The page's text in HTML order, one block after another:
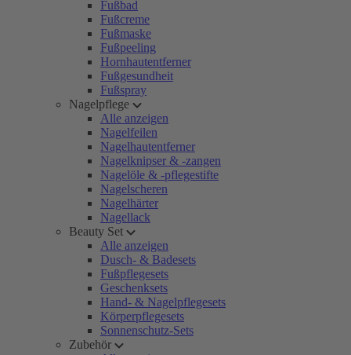
Fußbad
Fußcreme
Fußmaske
Fußpeeling
Hornhautentferner
Fußgesundheit
Fußspray
Nagelpflege
Alle anzeigen
Nagelfeilen
Nagelhautentferner
Nagelknipser & -zangen
Nagelöle & -pflegestifte
Nagelscheren
Nagelhärter
Nagellack
Beauty Set
Alle anzeigen
Dusch- & Badesets
Fußpflegesets
Geschenksets
Hand- & Nagelpflegesets
Körperpflegesets
Sonnenschutz-Sets
Zubehör